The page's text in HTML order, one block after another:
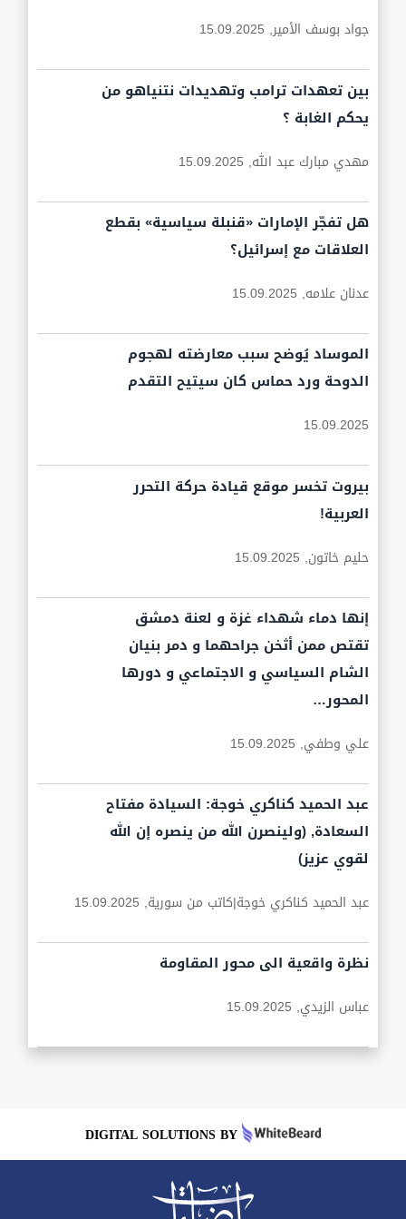
جواد بوسف الأمير, 15.09.2025
بين تعهدات ترامب وتهديدات نتنياهو من
يحكم الغابة ؟
مهدي مبارك عبد الله, 15.09.2025
هل تفجّر الإمارات «قنبلة سياسية» بقطع
العلاقات مع إسرائيل؟
عدنان علامه, 15.09.2025
الموساد يُوضح سبب معارضته لهجوم
الدوحة ورد حماس كان سيتيح التقدم
15.09.2025
بيروت تخسر موقع قيادة حركة التحرر
العربية!
حليم خاتون, 15.09.2025
إنها دماء شهداء غزة و لعنة دمشق
تقتص ممن أثخن جراحهما و دمر بنيان
الشام السياسي و الاجتماعي و دورها
المحور…
علي وطفي, 15.09.2025
عبد الحميد كناكري خوجة: السيادة مفتاح
السعادة, (ولينصرن الله من ينصره إن الله
لقوي عزيز)
عبد الحميد كناكري خوجة|كاتب من سورية, 15.09.2025
نظرة واقعية الى محور المقاومة
عباس الزيدي, 15.09.2025
DIGITAL SOLUTIONS BY